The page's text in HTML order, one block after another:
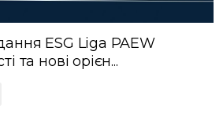
ESG Liga PAEW
та нові орієн...